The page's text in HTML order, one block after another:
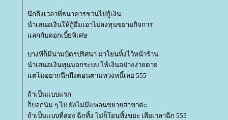
นึกถึงเวลาที่ธนาคารชวนไปกู้เงิน
นำเสนอเงินให้กู้ยืมเอาไปลงทุนขยายกิจการ
ลกกับดอกเบี้ยพิเศษ
บางทีก็มีนามบ้ตรปริศนา มาโยนทิ้งไว้หน้าร้าน
นำเสนอเงินทุนนอกระบบ ให้เงินอย่างง่ายดา
ต่ไม่อยากนึกถึงตอนตามทวงหนี้เลย 555
ถ้าเป็นแบบแรก
ก็บอกนิ่ม ๆ ไป ยังไม่มีแพลนขยายสาขาค่ะ
ถ้าเป็นแบบที่สอง ฉีกทิ้ง ไม่ก็โยนทิ้งขยะ เสียเวลาฉีก 555